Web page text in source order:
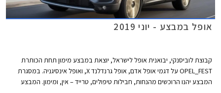
אופל במבצע - יוני 2019
קבוצת לוביסנקי, יבואנית אופל לישראל, יוצאת במבצע מימון תחת הכותרת
OPEL_FEST על דגמי אופל אדם, אופל גרנדלנד X, ואופל אינסיגניה. במסגרת
המבצע יהנו הרוכשים מהנחות, חבילות טיפולים, טרייד – אין, ומימון. המבצע